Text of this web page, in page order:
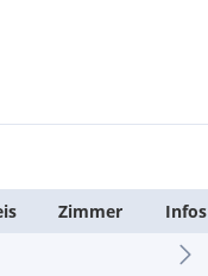
bedeutende
Zimmer Infos